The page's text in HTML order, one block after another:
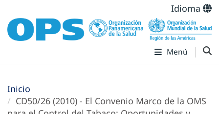
Idioma
Menú
Inicio
CD50/26 (2010) - El Convenio Marco de la OMS